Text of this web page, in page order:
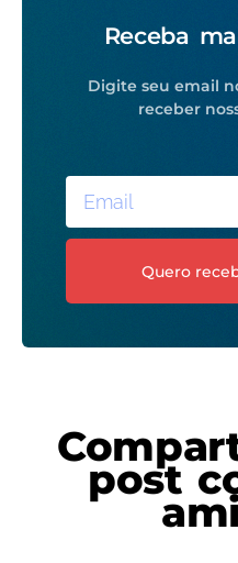
Receba
Digite seu email
receber
Quero
post